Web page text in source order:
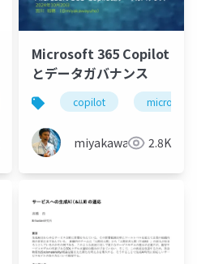
Microsoft 365 Copilot
とデータガバナンス
copilot microsoft
miyakawayuho2.8K